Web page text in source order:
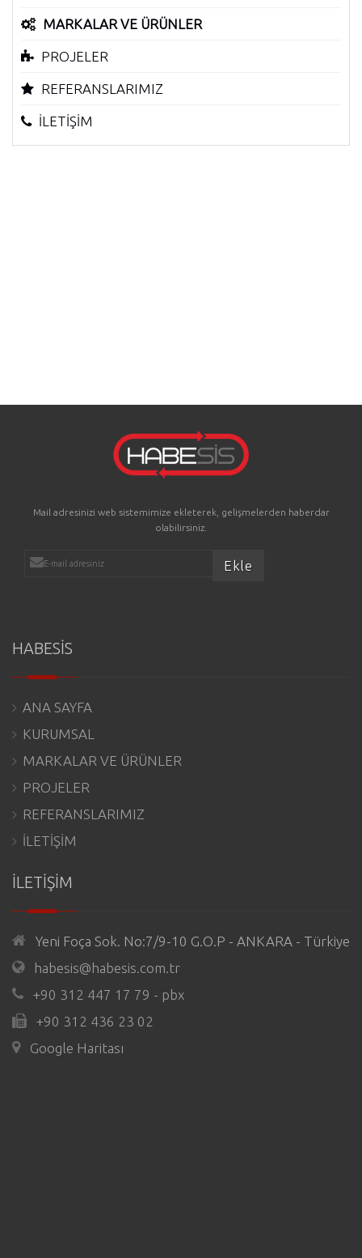
MARKALAR VE ÜRÜNLER
PROJELER
REFERANSLARIMIZ
İLETİŞİM
Mail adresinizi web sistemimize ekleterek, gelişmelerden haberdar
olabilirsiniz.
HABESİS
ANA SAYFA
KURUMSAL
MARKALAR VE ÜRÜNLER
PROJELER
REFERANSLARIMIZ
İLETİŞİM
İLETİŞİM
Yeni Foça Sok. No:7/9-10 G.O.P - ANKARA - Türkiye
habesis@habesis.com.tr
+90 312 447 17 79 - pbx
+90 312 436 23 02
Google Haritası